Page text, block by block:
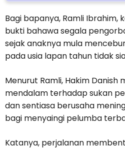
Bagi bapanya, Ramli Ibrahim,
bukti bahawa segala
sejak anaknya mula
pada usia lapan tahun tidak
Menurut Ramli, Hakim Danish
mendalam terhadap sukan
dan sentiasa berusaha
bagi menyaingi pelumba
Katanya, perjalanan